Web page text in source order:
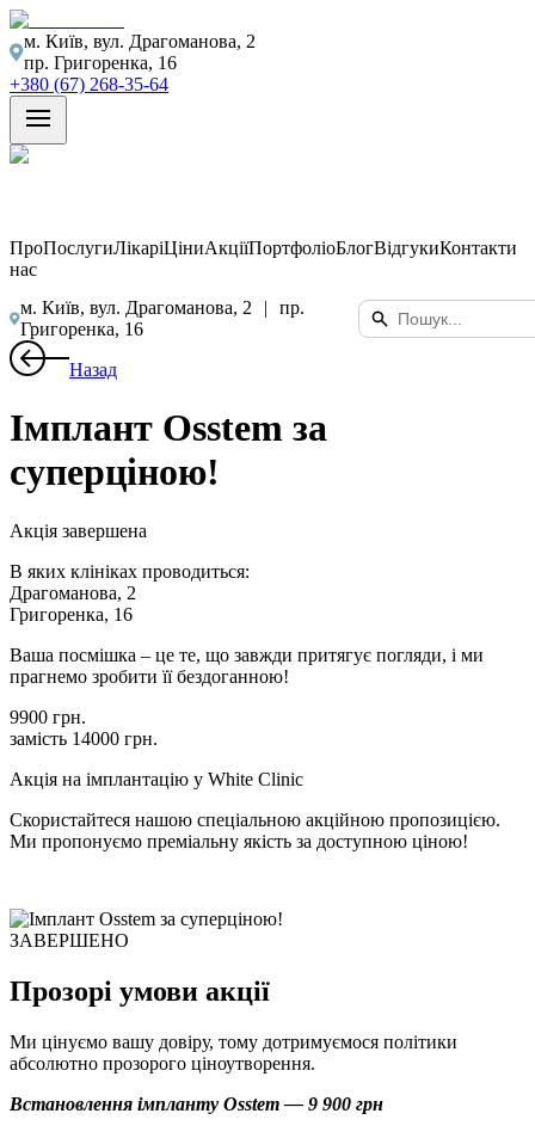
м. Київ, вул. Драгоманова, 2
пр. Григоренка, 16
+380 (67) 268-35-64
Про
нас
ПослугиЛікаріЦіниАкціїПортфоліоБлогВідгукиКонтакти
м. Київ, вул. Драгоманова, 2 |
пр.
Григоренка, 16
Назад
Імплант Osstem за
суперціною!
Акція завершена
В яких клініках проводиться:
Драгоманова, 2
Григоренка, 16
Ваша посмішка – це те, що завжди притягує погляди, і ми
прагнемо зробити її бездоганною!
9900 грн.
замість 14000 грн.
Акція на імплантацію у White Clinic
Скористайтеся нашою спеціальною акційною пропозицією.
Ми пропонуємо преміальну якість за доступною ціною!
ЗАВЕРШЕНО
Прозорі умови акції
Ми цінуємо вашу довіру, тому дотримуємося політики
абсолютно прозорого ціноутворення.
Встановлення імпланту Osstem — 9 900 грн